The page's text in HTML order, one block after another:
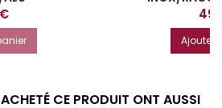
Prix
Ajouter
CE PRODUIT ONT AUSSI